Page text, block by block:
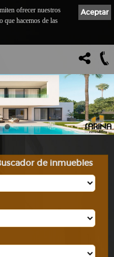
de inmuebles
Aceptar
ofrecer nuestros
que hacemos de las